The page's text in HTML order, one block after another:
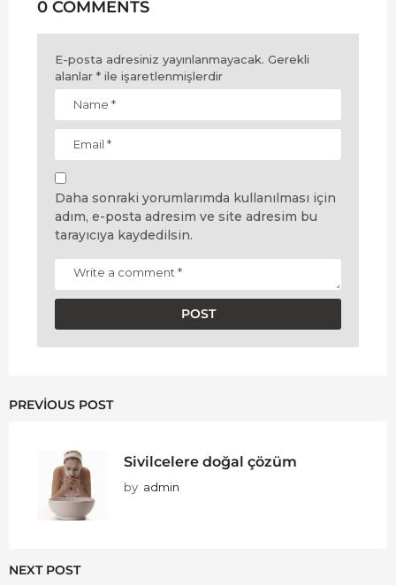
0 COMMENTS
E-posta adresiniz yayınlanmayacak. Gerekli
alanlar * ile işaretlenmişlerdir
Daha sonraki yorumlarımda kullanılması için
adım, e-posta adresim ve site adresim bu
tarayıcıya kaydedilsin.
PREVIOUS POST
Sivilcelere doğal çözüm
by admin
NEXT POST